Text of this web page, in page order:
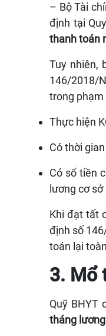
– Bộ Tài
định tại
thanh toán
Tuy nhiên,
146/2018/
trong phạm
Thực hiện
Có thời
Có số tiền
lương cơ
Khi đạt tất
định số
toán lại
3. Mổ
Quỹ BHYT
tháng